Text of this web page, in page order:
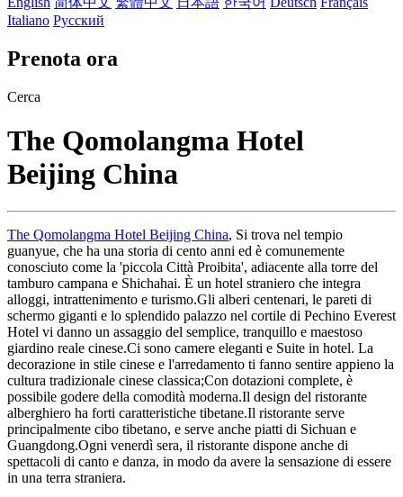
Italiano Русский
Prenota ora
Cerca
The Qomolangma Hotel
Beijing China
The Qomolangma Hotel Beijing China, Si trova nel tempio
guanyue, che ha una storia di cento anni ed è comunemente
conosciuto come la 'piccola Città Proibita', adiacente alla torre del
tamburo campana e Shichahai. È un hotel straniero che integra
alloggi, intrattenimento e turismo.Gli alberi centenari, le pareti di
schermo giganti e lo splendido palazzo nel cortile di Pechino Everest
Hotel vi danno un assaggio del semplice, tranquillo e maestoso
giardino reale cinese.Ci sono camere eleganti e Suite in hotel. La
decorazione in stile cinese e l'arredamento ti fanno sentire appieno la
cultura tradizionale cinese classica;Con dotazioni complete, è
possibile godere della comodità moderna.Il design del ristorante
alberghiero ha forti caratteristiche tibetane.Il ristorante serve
principalmente cibo tibetano, e serve anche piatti di Sichuan e
Guangdong.Ogni venerdì sera, il ristorante dispone anche di
spettacoli di canto e danza, in modo da avere la sensazione di essere
in una terra straniera.